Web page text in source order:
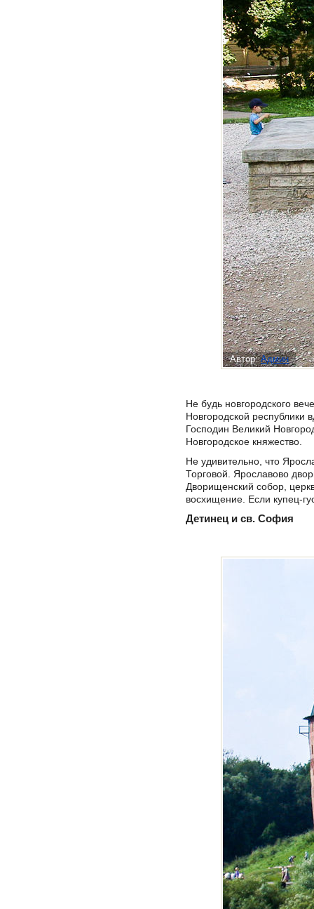
Автор:Админ
Не будь новгородского
Новгородской республики
Господин Великий
Новгородское княжество.
Не удивительно, что
Торговой. Ярославово
Дворищенский собор,
восхищение. Если купец-
Детинец и св. София